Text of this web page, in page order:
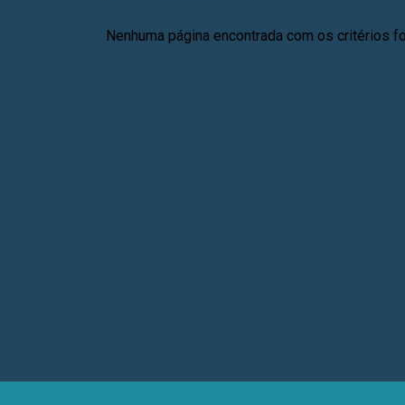
Nenhuma página encontrada com os critérios